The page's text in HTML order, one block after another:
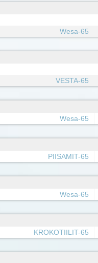
Wesa-65
VESTA-65
Wesa-65
PIISAMIT-65
Wesa-65
KROKOTIILIT-65